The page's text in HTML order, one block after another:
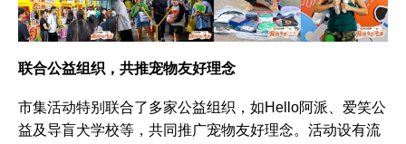
联合公益组织，共推宠物友好理念
市集活动特别联合了多家公益组织，如Hello阿派、爱笑公
益及导盲犬学校等，共同推广宠物友好理念。活动设有流